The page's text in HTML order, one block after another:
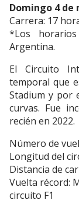
Domingo 4 de
Carrera: 17
*Los
Argentina.
El Circuito
temporal que
Stadium y por
curvas. Fue
recién en 2022.
Número de
Longitud del
Distancia de
Vuelta récord:
circuito F1